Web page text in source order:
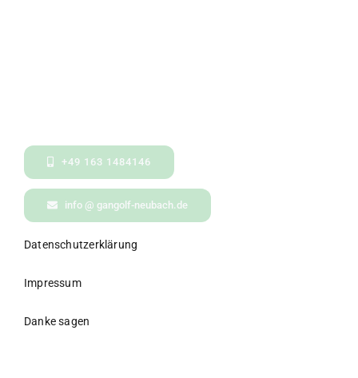
+49 163 1484146
info @ gangolf-neubach.de
Datenschutzerklärung
Impressum
Danke sagen